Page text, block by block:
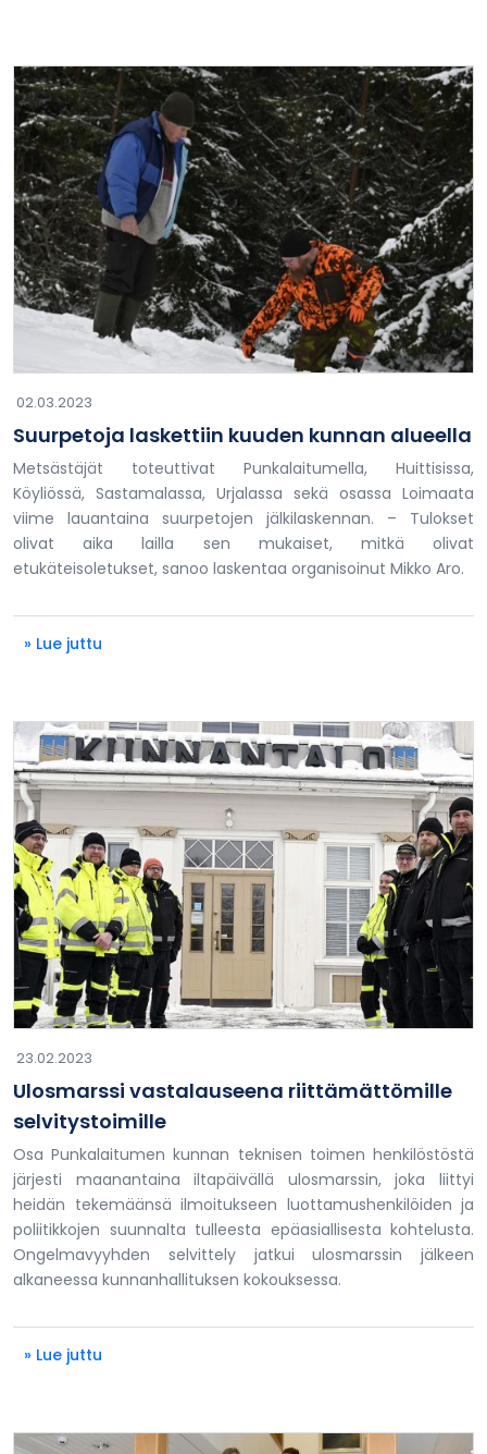
02.03.2023
Suurpetoja laskettiin kuuden kunnan alueella
Metsästäjät toteuttivat Punkalaitumella, Huittisissa,
Köyliössä, Sastamalassa, Urjalassa sekä osassa Loimaata
viime lauantaina suurpetojen jälkilaskennan. – Tulokset
olivat aika lailla sen mukaiset, mitkä olivat
etukäteisoletukset, sanoo laskentaa organisoinut Mikko Aro.
» Lue juttu
23.02.2023
Ulosmarssi vastalauseena riittämättömille
selvitystoimille
Osa Punkalaitumen kunnan teknisen toimen henkilöstöstä
järjesti maanantaina iltapäivällä ulosmarssin, joka liittyi
heidän tekemäänsä ilmoitukseen luottamushenkilöiden ja
poliitikkojen suunnalta tulleesta epäasiallisesta kohtelusta.
Ongelmavyyhden selvittely jatkui ulosmarssin jälkeen
alkaneessa kunnanhallituksen kokouksessa.
» Lue juttu